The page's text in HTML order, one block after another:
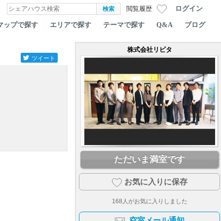
閲覧履歴 ログイン
ップで探す エリアで探す テーマで探す Q&A ブログ
ツイート
株式会社リビタ
ただいま満室です
お気に入りに保存
168 人がお気に入りしました